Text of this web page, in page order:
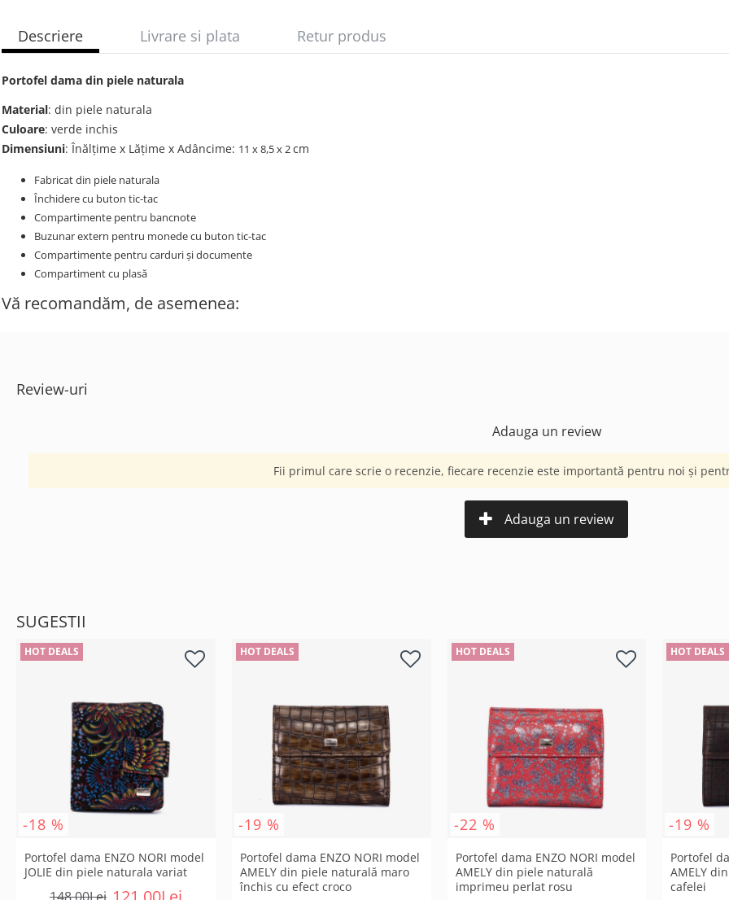
Descriere Livrare si plata Retur produs
Portofel dama din piele naturala
Material: din piele naturala
Culoare: verde inchis
Dimensiuni: Înălțime x Lățime x Adâncime: 11 х 8,5 х 2cm
Fabricat din piele naturala
Închidere cu buton tic-tac
Compartimente pentru bancnote
Buzunar extern pentru monede cu buton tic-tac
Compartimente pentru carduri și documente
Compartiment cu plasă
Vă recomandăm, de asemenea:
Review-uri
Adauga un review
Fii primul care scrie o recenzie, fiecare recenzie este importantă pentru noi și
Adauga un review
SUGESTII
HOT DEALS
-18 %
Portofel dama ENZO NORI model
JOLIE din piele naturala variat
HOT DEALS
-19 %
Portofel dama ENZO NORI model
AMELY din piele naturală maro
închis cu efect croco
HOT DEALS
-22 %
Portofel dama ENZO NORI model
AMELY din piele naturală
imprimeu perlat rosu
HOT DEALS
-19 %
Portofel
AMELY
cafelei